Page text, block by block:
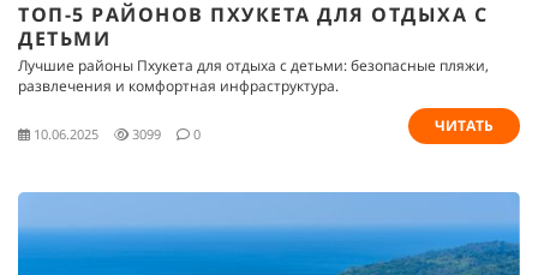
ТОП-5 РАЙОНОВ ПХУКЕТА ДЛЯ ОТДЫХА С
ДЕТЬМИ
Лучшие районы Пхукета для отдыха с детьми: безопасные пляжи,
развлечения и комфортная инфраструктура.
10.06.2025 3099 0 ЧИТАТЬ